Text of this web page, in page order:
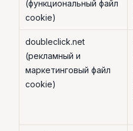
(функциональный файл
cookie)
doubleclick.net
(рекламный и
маркетинговый файл
cookie)